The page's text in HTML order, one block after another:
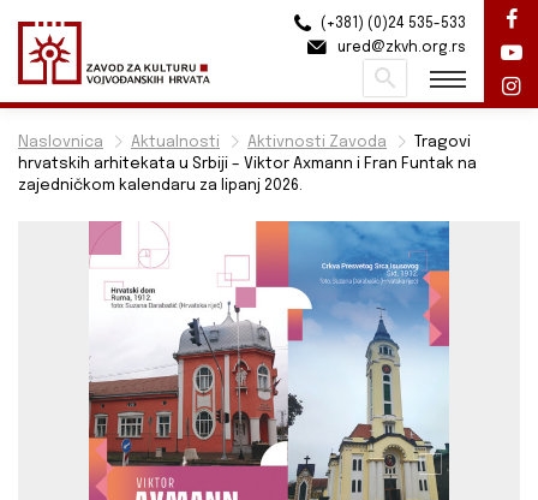
Naslovnica Aktualnosti Aktivnosti Zavoda
Tragovi
hrvatskih arhitekata u Srbiji – Viktor Axmann i Fran Funtak na
zajedničkom kalendaru za lipanj 2026.
(+381) (0)24 535-533
ured@zkvh.org.rs
Pretraži